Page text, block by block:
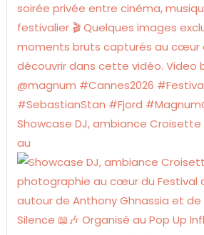
Showcase DJ, ambiance
au